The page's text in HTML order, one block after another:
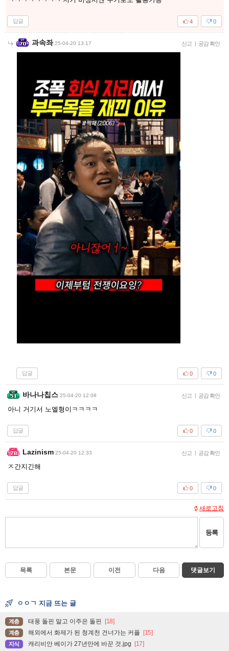
답글 0
4
과속좌 25-04-20 13:17 신고 공감 확인
답글 0
0
바나나칩스 25-04-20 12:08 신고 | 공감 확인
아니 거기서 노엘형이ㅋㅋㅋㅋ
답글 0
0
Lazinism 25-04-20 12:33 신고 | 공감 확인
ㅈ간지긴해
답글 0
0
새로고침
등록
목록 본문 이전 다음 댓글보기
ㅇㅇㄱ 지금 뜨는 글
계층 태풍 돌핀 말고 이주은 돌핀 [18]
계층 해외에서 화제가 된 청계천 건너가는 커플 [15]
지식 캐리비안 베이가 27년만에 바꾼 것.jpg [17]